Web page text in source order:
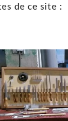
de ce site :